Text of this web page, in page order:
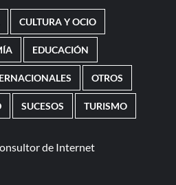
CULTURA Y OCIO
EDUCACIÓN
OTROS
SUCESOS TURISMO
de Internet